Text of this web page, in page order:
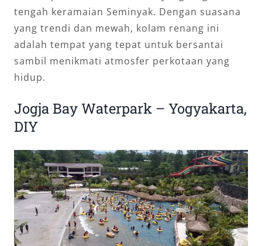
tengah keramaian Seminyak. Dengan suasana
yang trendi dan mewah, kolam renang ini
adalah tempat yang tepat untuk bersantai
sambil menikmati atmosfer perkotaan yang
hidup.
Jogja Bay Waterpark – Yogyakarta,
DIY